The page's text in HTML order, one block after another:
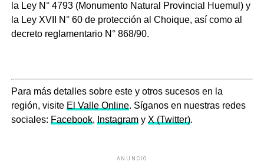
la Ley N° 4793 (Monumento Natural Provincial Huemul) y
la Ley XVII N° 60 de protección al Choique, así como al
decreto reglamentario N° 868/90.
Para más detalles sobre este y otros sucesos en la
región, visite El Valle Online. Síganos en nuestras redes
sociales: Facebook, Instagramy X (Twitter).
ANUNCIO